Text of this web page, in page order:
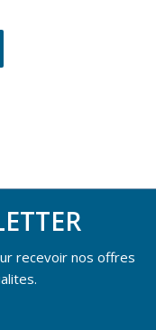
recevoir nos offres